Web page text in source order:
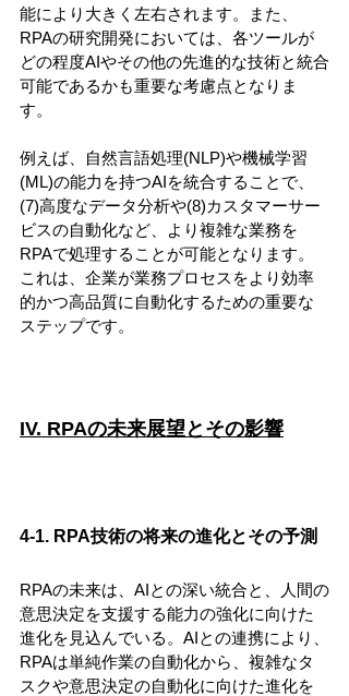
能により大きく左右されます。また、
RPAの研究開発においては、各ツールが
どの程度AIやその他の先進的な技術と統合
可能であるかも重要な考慮点となりま
す。
例えば、自然言語処理(NLP)や機械学習
(ML)の能力を持つAIを統合することで、
(7)高度なデータ分析や(8)カスタマーサー
ビスの自動化など、より複雑な業務を
RPAで処理することが可能となります。
これは、企業が業務プロセスをより効率
的かつ高品質に自動化するための重要な
ステップです。
IV. RPAの未来展望とその影響
4-1. RPA技術の将来の進化とその予測
RPAの未来は、AIとの深い統合と、人間の
意思決定を支援する能力の強化に向けた
進化を見込んでいる。AIとの連携により、
RPAは単純作業の自動化から、複雑なタ
スクや意思決定の自動化に向けた進化を